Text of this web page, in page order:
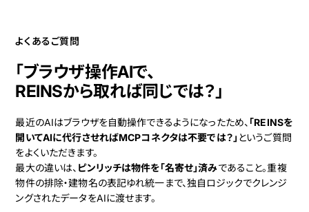
よくあるご質問
「ブラウザ操作AIで、
REINSから取れば同じでは？」
最近のAIはブラウザを自動操作できるようになったため、 「REINSを
開いてAIに代行させればMCPコネクタは不要では？」 というご質問
をよくいただきます。
最大の違いは、 ピンリッチは物件を「名寄せ」済みであること。重複
物件の排除・建物名の表記ゆれ統一まで、独自ロジックでクレンジ
ングされたデータをAIに渡せます。